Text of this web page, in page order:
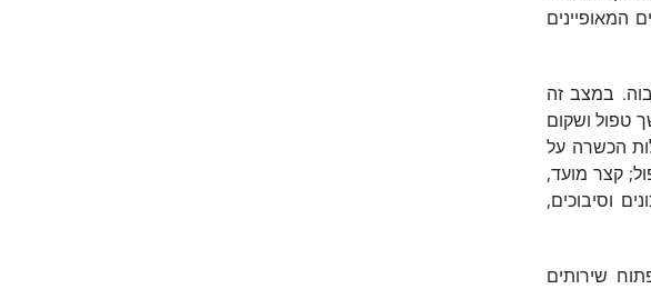
המאופיינים
במצב זה
טפול ושקום
הכשרה על
קצר מועד,
וסיבוכים,
שירותים